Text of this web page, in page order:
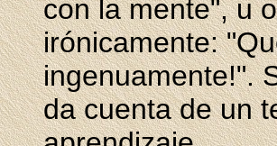
con la mente", u
irónicamente:
ingenuamente!".
da cuenta de un